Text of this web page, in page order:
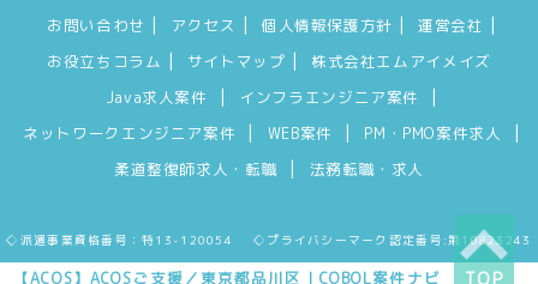
【ACOS】ACOSご支援／東京都品川区｜COBOL案件ナビ TOP
お問い合わせ アクセス 個人情報保護方針 運営会社
お役立ちコラム サイトマップ
株式会社エムアイメイズ
Java求人案件
インフラエンジニア案件
ネットワークエンジニア案件 WEB案件 PM・PMO案件求人
柔道整復師求人・転職 法務転職・求人
◇派遣事業資格番号：特13-120054 ◇プライバシーマーク認定番号:第10823243